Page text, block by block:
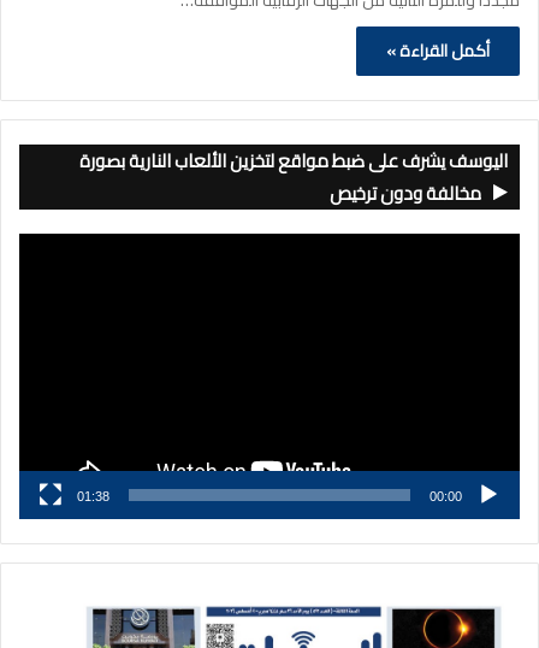
أكمل القراءة »
اليوسف يشرف على ضبط مواقع لتخزين الألعاب النارية بصورة
مخالفة ودون ترخيص
00:00
01:38